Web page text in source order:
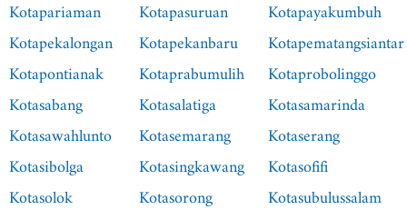
Kotapariaman Kotapasuruan
Kotapayakumbuh
Kotapekalongan
Kotapekanbaru
Kotapematangsiantar
Kotapontianak
Kotaprabumulih
Kotaprobolinggo
Kotasabang
Kotasalatiga
Kotasamarinda
Kotasawahlunto
Kotasemarang
Kotaserang
Kotasibolga
Kotasingkawang
Kotasofifi
Kotasolok
Kotasorong
Kotasubulussalam